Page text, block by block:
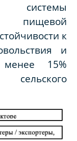
пищевой
к
и
15%
сельского